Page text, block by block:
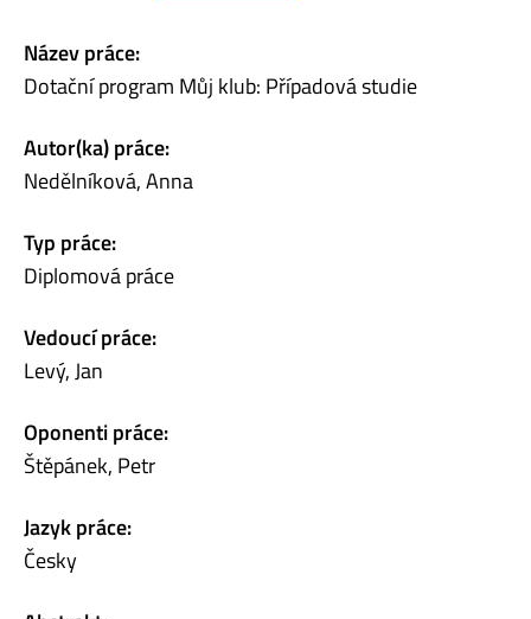
Název práce:
Dotační program Můj klub: Případová studie
Autor(ka) práce:
Nedělníková, Anna
Typ práce:
Diplomová práce
Vedoucí práce:
Levý, Jan
Oponenti práce:
Štěpánek, Petr
Jazyk práce:
Česky